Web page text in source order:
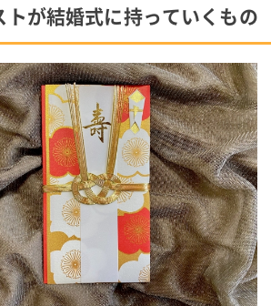
トが結婚式に持っていくもの